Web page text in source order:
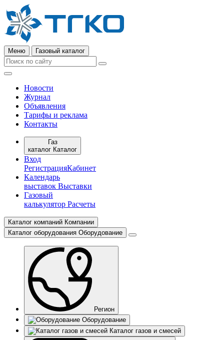
Меню Газовый каталог
Новости
Журнал
Объявления
Тарифы и реклама
Контакты
Газ
каталог Каталог
Вход
РегистрацияКабинет
Календарь
выставок Выставки
Газовый
калькулятор Расчеты
Каталог компаний Компании
Каталог оборудования Оборудование
Регион
Оборудование
Каталог газов и смесей